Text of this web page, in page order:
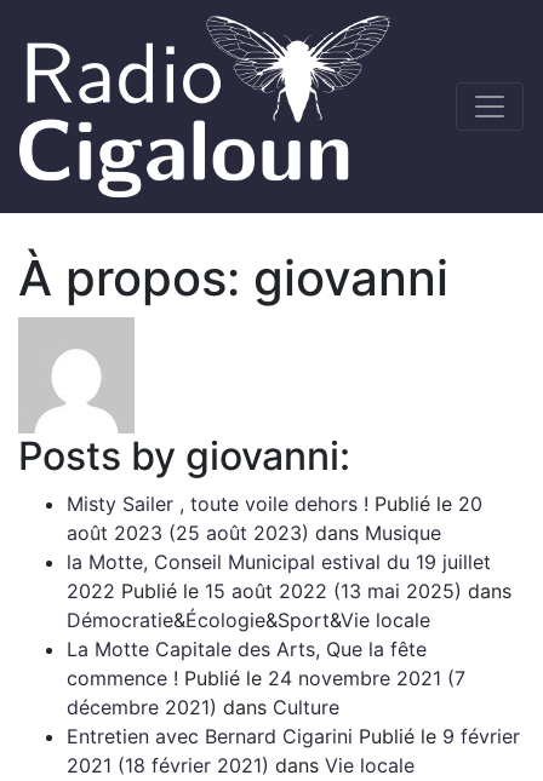
À propos: giovanni
Posts by giovanni:
Misty Sailer , toute voile dehors ! Publié le 20
août 2023 (25 août 2023) dans Musique
la Motte, Conseil Municipal estival du 19 juillet
2022 Publié le 15 août 2022 (13 mai 2025) dans
Démocratie&Écologie&Sport&Vie locale
La Motte Capitale des Arts, Que la fête
commence ! Publié le 24 novembre 2021 (7
décembre 2021) dans Culture
Entretien avec Bernard Cigarini Publié le 9 février
2021 (18 février 2021) dans Vie locale